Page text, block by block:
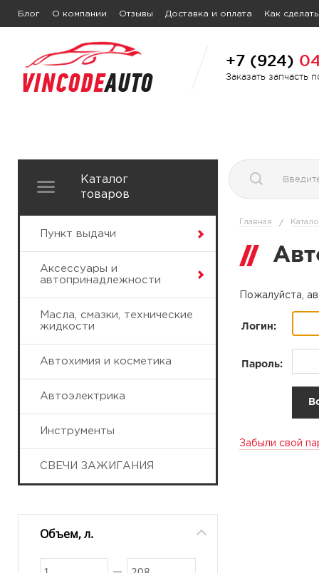
Блог О компании Отзывы Доставка и оплата Как
+7 (924)
Заказать запчасть
Каталог
товаров
Пункт выдачи
Аксессуары и
автопринадлежности
Масла, смазки, технические
жидкости
Автохимия и косметика
Автоэлектрика
Инструменты
СВЕЧИ ЗАЖИГАНИЯ
Объем, л.
Главная /
Пожалуйста,
Логин:
Пароль:
Забыли свой